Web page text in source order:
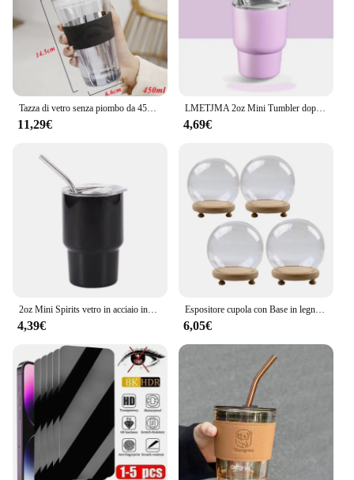
to become a staple in any setting where quality and
style are appreciated.
11,29€
LMETJMA 2oz Mini Tumbler doppio bicchiere sottovuoto in acciaio inossidabile bicchieri per bicchierini a sublimazione tazze con cannuccia e coperchi JT228
4,69€
4,39€
Espositore cupola con Base in legno vaso a cupola in vetro bomboniere trasparenti antipolvere
6,05€